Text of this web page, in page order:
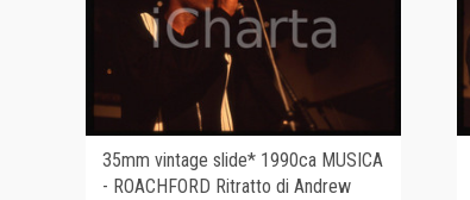
35mm vintage slide* 1990ca MUSICA
- ROACHFORD Ritratto di Andrew